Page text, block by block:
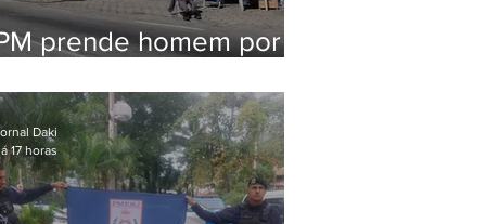
prende homem por
Daki
17 horas